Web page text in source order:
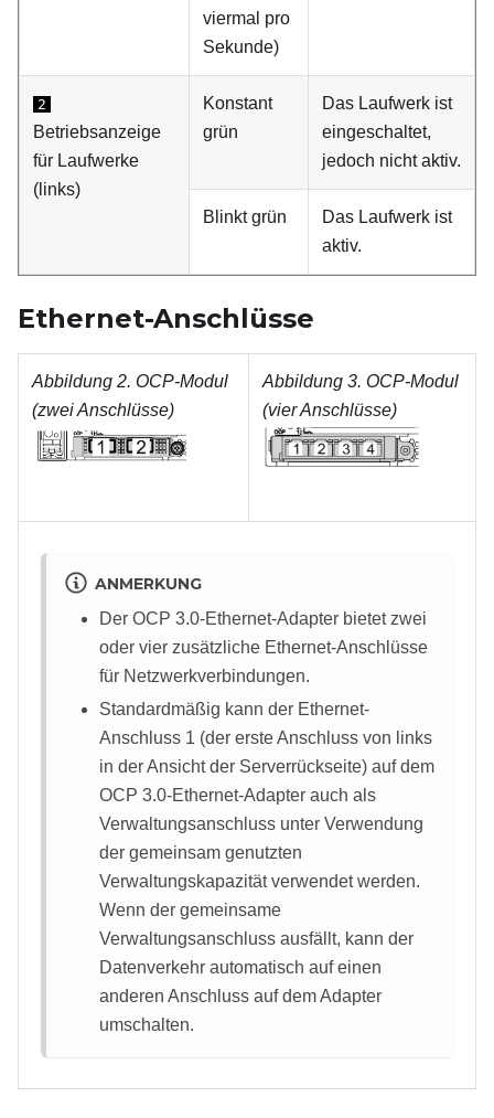
viermal pro
Sekunde)
2
Betriebsanzeige
für Laufwerke
(links)
Konstant
grün
Das Laufwerk ist
eingeschaltet,
jedoch nicht aktiv.
Blinkt grün
Das Laufwerk ist
aktiv.
Ethernet-Anschlüsse
Abbildung 2. OCP-Modul
(zwei Anschlüsse)
Abbildung 3. OCP-Modul
(vier Anschlüsse)
ANMERKUNG
Der OCP 3.0-Ethernet-Adapter bietet zwei
oder vier zusätzliche Ethernet-Anschlüsse
für Netzwerkverbindungen.
Standardmäßig kann der Ethernet-
Anschluss 1 (der erste Anschluss von links
in der Ansicht der Serverrückseite) auf dem
OCP 3.0-Ethernet-Adapter auch als
Verwaltungsanschluss unter Verwendung
der gemeinsam genutzten
Verwaltungskapazität verwendet werden.
Wenn der gemeinsame
Verwaltungsanschluss ausfällt, kann der
Datenverkehr automatisch auf einen
anderen Anschluss auf dem Adapter
umschalten.